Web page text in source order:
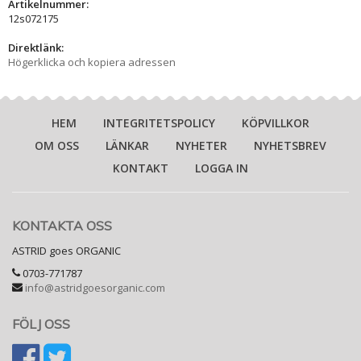
Artikelnummer:
12s072175
Direktlänk:
Högerklicka och kopiera adressen
HEM INTEGRITETSPOLICY
KÖPVILLKOR
OM OSS
LÄNKAR NYHETER
NYHETSBREV
KONTAKT
LOGGA IN
KONTAKTA OSS
ASTRID goes ORGANIC
0703-771787
info@astridgoesorganic.com
FÖLJ OSS